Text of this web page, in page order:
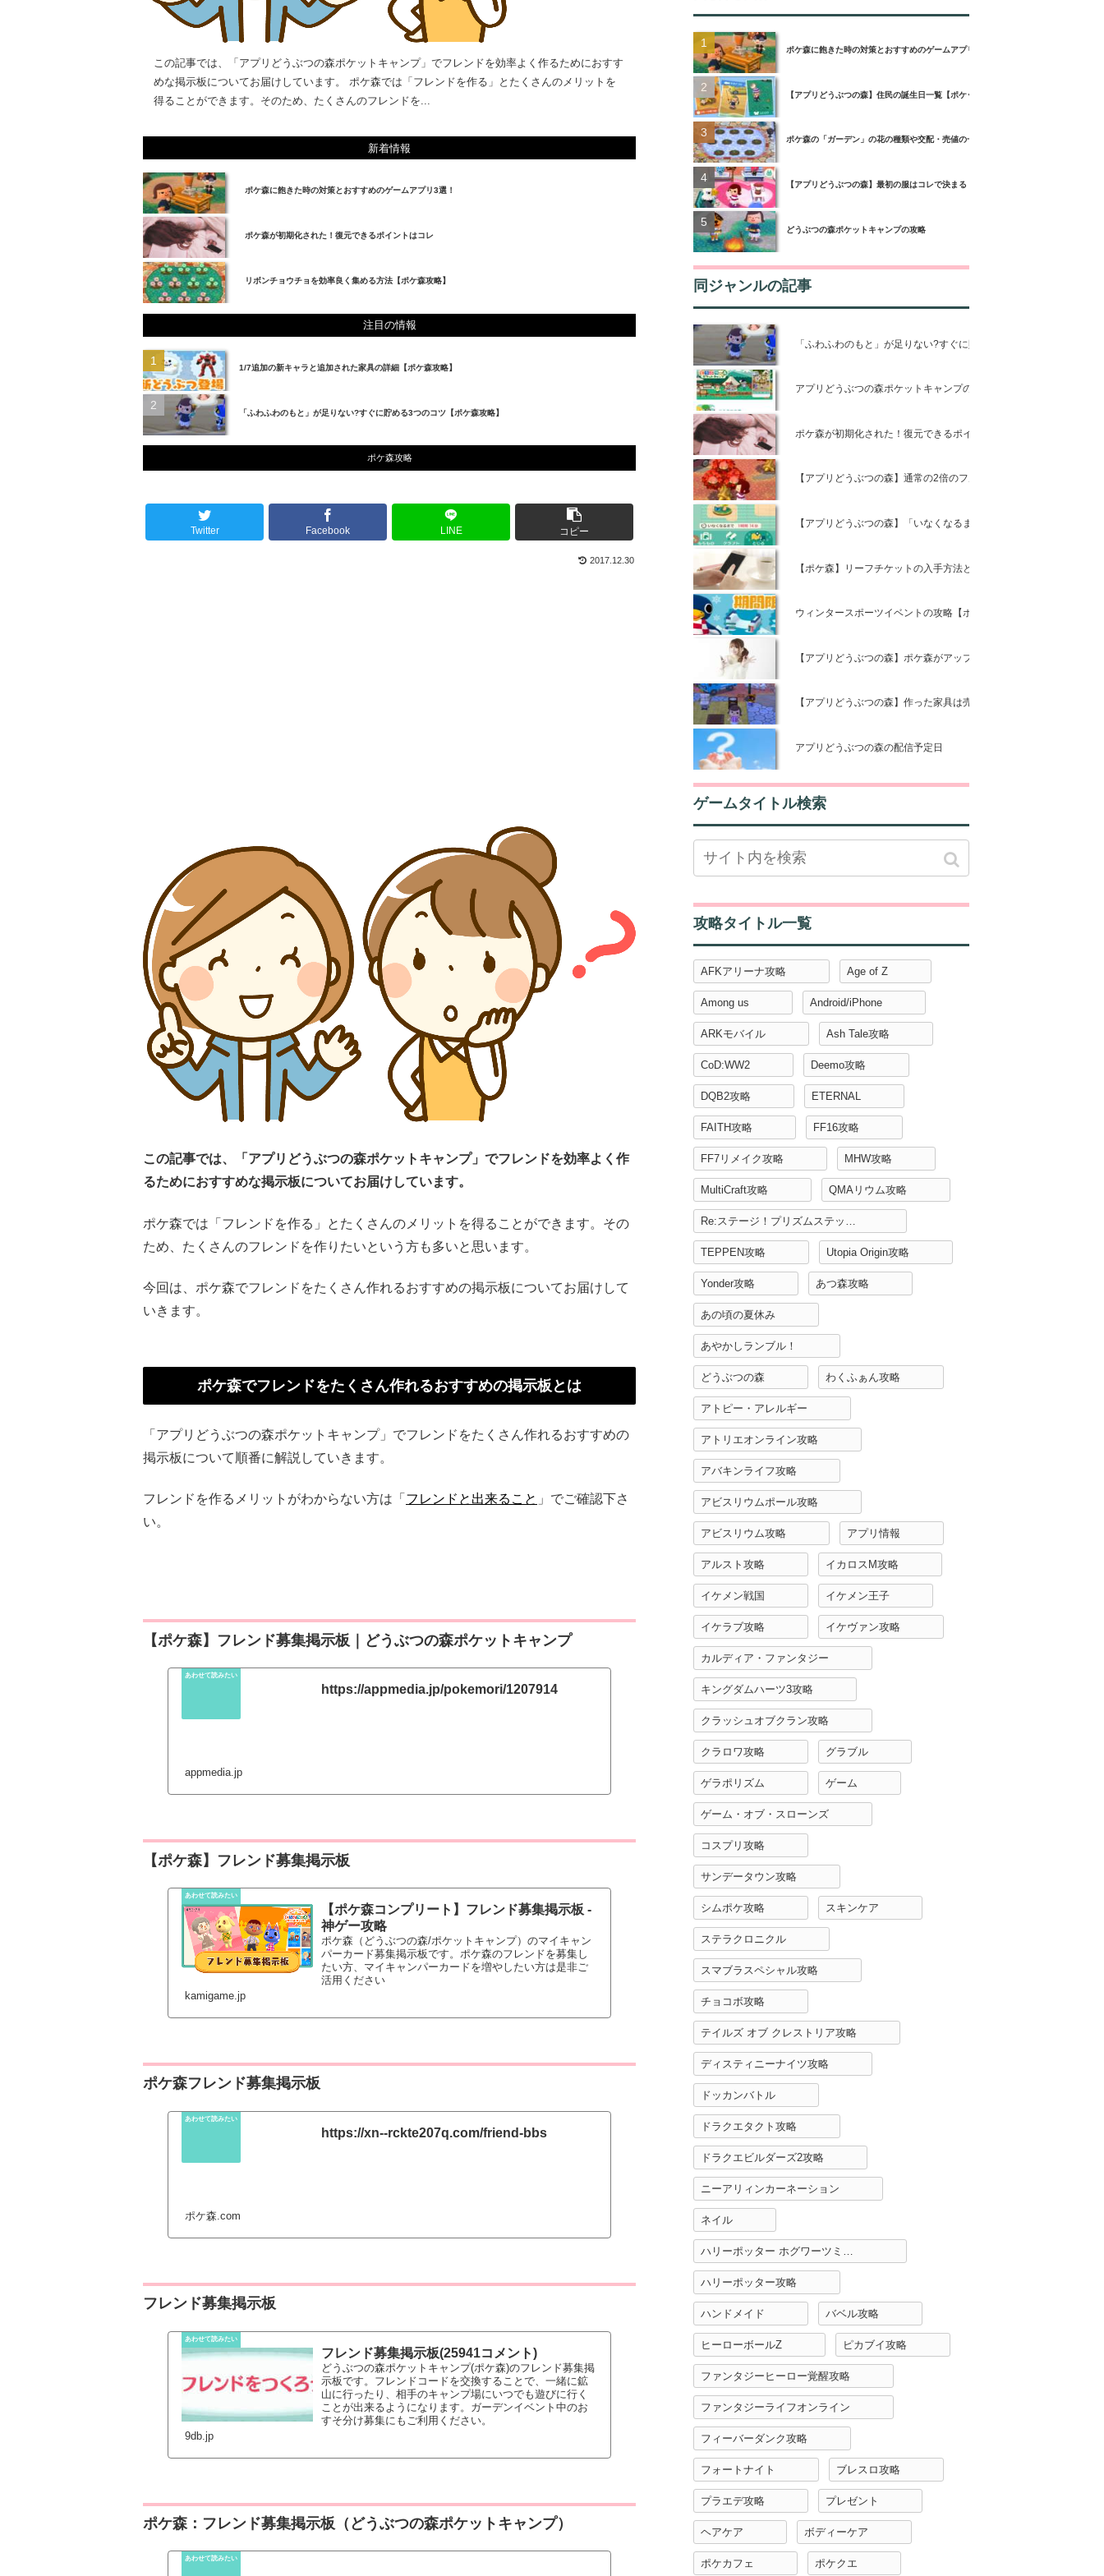
この記事では、「アプリどうぶつの森ポケットキャンプ」でフレンドを効率よく作るためにおすす
めな掲示板についてお届けしています。 ポケ森では「フレンドを作る」とたくさんのメリットを
得ることができます。そのため、たくさんのフレンドを...
新着情報
ポケ森に飽きた時の対策とおすすめのゲームアプリ3選！
ポケ森が初期化された！復元できるポイントはコレ
リボンチョウチョを効率良く集める方法【ポケ森攻略】
注目の情報
1/7追加の新キャラと追加された家具の詳細【ポケ森攻略】
「ふわふわのもと」が足りない?すぐに貯める3つのコツ【ポケ森攻略】
ポケ森攻略
Twitter Facebook LINE コピー
2017.12.30
この記事では、「アプリどうぶつの森ポケットキャンプ」でフレンドを効率よく作
るためにおすすめな掲示板についてお届けしています。
ポケ森では「フレンドを作る」とたくさんのメリットを得ることができます。その
ため、たくさんのフレンドを作りたいという方も多いと思います。
今回は、ポケ森でフレンドをたくさん作れるおすすめの掲示板についてお届けして
いきます。
ポケ森でフレンドをたくさん作れるおすすめの掲示板とは
「アプリどうぶつの森ポケットキャンプ」でフレンドをたくさん作れるおすすめの
掲示板について順番に解説していきます。
フレンドを作るメリットがわからない方は「 フレンドと出来ること 」でご確認下さ
い。
【ポケ森】フレンド募集掲示板｜どうぶつの森ポケットキャンプ
https://appmedia.jp/pokemori/1207914
appmedia.jp
【ポケ森】フレンド募集掲示板
【ポケ森コンプリート】フレンド募集掲示板 -
神ゲー攻略
ポケ森（どうぶつの森/ポケットキャンプ）のマイキャン
パーカード募集掲示板です。ポケ森のフレンドを募集し
たい方、マイキャンパーカードを増やしたい方は是非ご
活用ください
kamigame.jp
ポケ森フレンド募集掲示板
https://xn--rckte207q.com/friend-bbs
ポケ森.com
フレンド募集掲示板
フレンド募集掲示板(25941コメント)
どうぶつの森ポケットキャンプ(ポケ森)のフレンド募集掲
示板です。フレンドコードを交換することで、一緒に鉱
山に行ったり、相手のキャンプ場にいつでも遊びに行く
ことが出来るようになります。ガーデンイベント中のお
すそ分け募集にもご利用ください。
9db.jp
ポケ森：フレンド募集掲示板（どうぶつの森ポケットキャンプ）
ポケ森に飽きた時の対策とおすすめのゲームアプリ3選！
【アプリどうぶつの森】住民の誕生日一覧【ポケットキャンプ】
ポケ森の「ガーデン」の花の種類や交配・売値の一覧【どうぶつの森ポケットキャン
【アプリどうぶつの森】最初の服はコレで決まる！【ポケットキャンプ】
どうぶつの森ポケットキャンプの攻略
同ジャンルの記事
「ふわふわのもと」が足りない?すぐに貯める3つのコツ【ポケ森攻
アプリどうぶつの森ポケットキャンプの事前情報とは
ポケ森が初期化された！復元できるポイントはコレ
【アプリどうぶつの森】通常の2倍のフルーツを収穫する方法【ポケ
【アプリどうぶつの森】「いなくなるまで」の時間の意味と攻略情
【ポケ森】リーフチケットの入手方法とは【アプリどうぶつの森ポ
ウィンタースポーツイベントの攻略【ポケ森攻略】
【アプリどうぶつの森】ポケ森がアップデート出来ない時の対策方
【アプリどうぶつの森】作った家具は売っても良いの?【ポケットキ
アプリどうぶつの森の配信予定日
ゲームタイトル検索
攻略タイトル一覧
AFKアリーナ攻略 Age of Z
Among us Android/iPhone
ARKモバイル Ash Tale攻略
CoD:WW2 Deemo攻略
DQB2攻略 ETERNAL
FAITH攻略 FF16攻略
FF7リメイク攻略 MHW攻略
MultiCraft攻略 QMAリウム攻略
TEPPEN攻略 Utopia Origin攻略
Yonder攻略 あつ森攻略
あの頃の夏休み
あやかしランブル！
どうぶつの森 わくふぁん攻略
アトピー・アレルギー
アトリエオンライン攻略
アバキンライフ攻略
アビスリウムポール攻略
アビスリウム攻略 アプリ情報
アルスト攻略 イカロスM攻略
イケメン戦国 イケメン王子
イケラブ攻略 イケヴァン攻略
カルディア・ファンタジー
キングダムハーツ3攻略
クラッシュオブクラン攻略
クラロワ攻略 グラブル
ゲラポリズム ゲーム
ゲーム・オブ・スローンズ
コスプリ攻略
サンデータウン攻略
シムポケ攻略 スキンケア
ステラクロニクル
スマブラスペシャル攻略
チョコボ攻略
テイルズ オブ クレストリア攻略
ディスティニーナイツ攻略
ドッカンバトル
ドラクエタクト攻略
ドラクエビルダーズ2攻略
ニーアリィンカーネーション
ネイル
ハリーポッター攻略
ハンドメイド バベル攻略
ヒーローボールZ ピカブイ攻略
ファンタジーヒーロー覚醒攻略
ファンタジーライフオンライン
フィーバーダンク攻略
フォートナイト ブレスロ攻略
プラエデ攻略 プレゼント
ヘアケア ボディーケア
ポケカフェ ポケクエ